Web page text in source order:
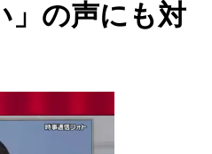
」の声にも対